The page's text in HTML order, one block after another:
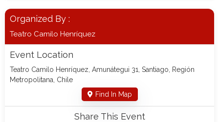
Organized By :
Teatro Camilo Henríquez
Event Location
Teatro Camilo Henríquez, Amunátegui 31, Santiago, Región
Metropolitana, Chile
Find In Map
Share This Event